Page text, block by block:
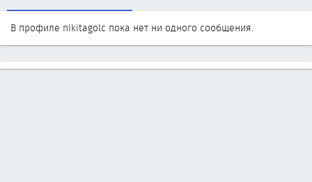
В профиле nikitagolc пока нет ни одного сообщения.